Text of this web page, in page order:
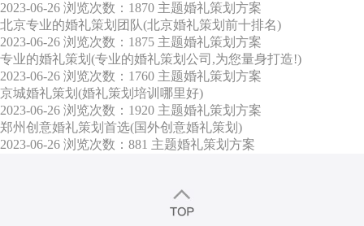
2023-06-26 浏览次数：1870 主题婚礼策划方案
北京专业的婚礼策划团队(北京婚礼策划前十排名)
2023-06-26 浏览次数：1875 主题婚礼策划方案
专业的婚礼策划(专业的婚礼策划公司,为您量身打造!)
2023-06-26 浏览次数：1760 主题婚礼策划方案
京城婚礼策划(婚礼策划培训哪里好)
2023-06-26 浏览次数：1920 主题婚礼策划方案
郑州创意婚礼策划首选(国外创意婚礼策划)
2023-06-26 浏览次数：881 主题婚礼策划方案